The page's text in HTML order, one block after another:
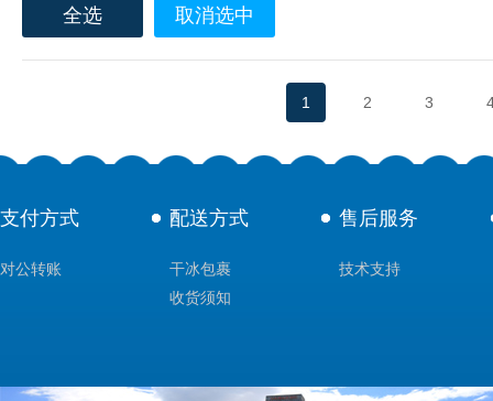
全选 取消选中
1 2 3
支付方式
对公转账
配送方式
干冰包裹
收货须知
售后服务
技术支持